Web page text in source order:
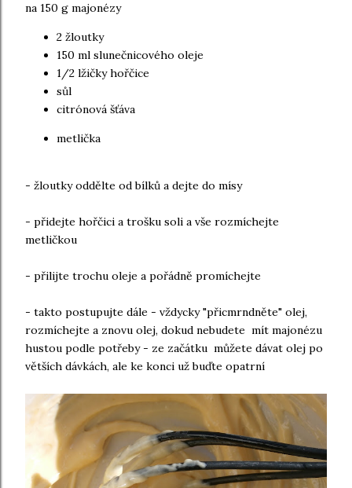
na 150 g majonézy
2 žloutky
150 ml slunečnicového oleje
1/2 lžičky hořčice
sůl
citrónová šťáva
metlička
- žloutky oddělte od bílků a dejte do mísy
- přidejte hořčici a trošku soli a vše rozmíchejte
metličkou
- přilijte trochu oleje a pořádně promíchejte
- takto postupujte dále - vždycky "přicmrndněte" olej,
rozmíchejte a znovu olej, dokud nebudete mít majonézu
hustou podle potřeby - ze začátku můžete dávat olej po
větších dávkách, ale ke konci už buďte opatrní